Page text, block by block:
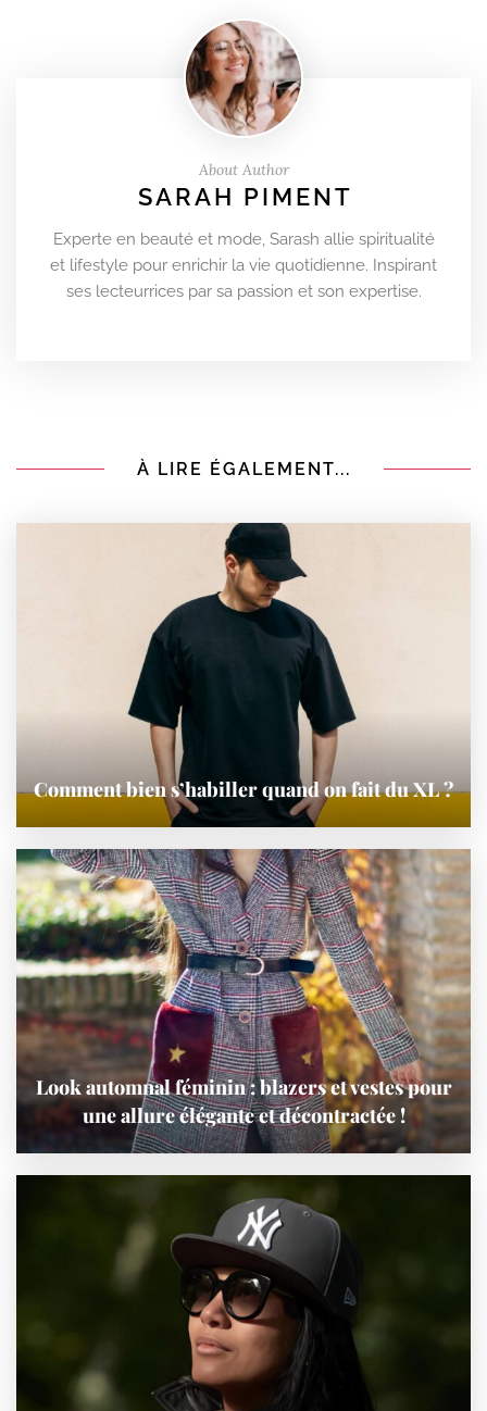
About Author
SARAH PIMENT
Experte en beauté et mode, Sarash allie spiritualité
et lifestyle pour enrichir la vie quotidienne. Inspirant
ses lecteurrices par sa passion et son expertise.
À LIRE ÉGALEMENT...
Comment bien s’habiller quand on fait du XL ?
Look automnal féminin : blazers et vestes pour
une allure élégante et décontractée !